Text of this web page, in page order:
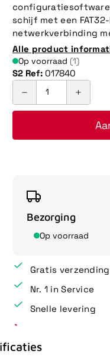
configuratiesoftware
schijf met een
netwerkverbinding
Alle product
Op voorraad (1)
S2 Ref: 017840
Bezorging
Op voorraad
Gratis
Nr. 1 in Service
Snelle levering